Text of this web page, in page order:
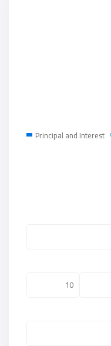
Principal and Interest